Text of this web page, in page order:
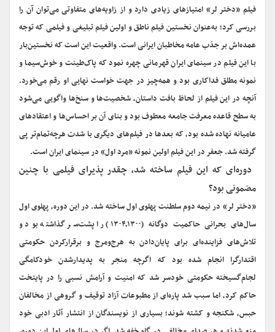
فیلم «دختر لر» امتیازهای زیادی دارد و از زاویه‌های متفاوتی می‌توان آن را
بررسی کرد؛ به‌عنوان نخستین فیلم ناطق و اولین فیلم تبلیغی و فیلمی که توجه
عمده‌اش بر جذب عامه مخاطبان ایرانی است. واقعیت این است که نخستین‌‌بار
با این فیلم در سینمای‌ ایران قهرمانی‌ چهره‌ نمود که‌ پاک‌طینت‌ و خوش‌سیما و
نمونه‌ مطلق فداکاری‌ بود و همه‌‌چیز در جهت‌ خواست‌ نهایی‌ او رقم‌ می‌خورد.
آنچه در این‌ فیلم‌ از لحاظ‌ بافت‌ داستان‌، شخصیت‌ها و سنخ‌ها واگویی‌ می‌شود
به‌ سطح‌ قاعده‌ معرفت‌ جامعه‌ معطوف‌ بود و بنای‌ آن بر احساس‌ها و اعتقادهای‌
عامیانه‌ نهاده‌ شده‌ بود، که‌ بعدها در فیلم‌های‌ دیگری با شدت‌ هرچه‌‌تمام‌تر پی‌
گرفته‌ شد. جعفر در این فیلم اولین نمونه «مرد اول» در سینمای ایران است.
‌ دوره‌ای که این فیلم ساخته شد، چقدر پذیرای فیلمی با چنین
مضمونی بود؟
«دختر لر» در نیمه دوم سلطنت پهلوی اول ساخته شد. در این دوره، پهلوی اول
سال‌های بحرانی حاکمیت دوگانه (۱۳۰۰ـ۱۳۰۴) را پشت‌سر گذاشته بود و
تلاش‌های فزاینده‌ای برای پایان‌دادن به هرج‌ومرج و برقرارکردن حکومتی
اقتدارگرا انجام شده بود که اگرچه منجر به پدیدارشدن خودکامگی
لجام‌گسیخته حکومتی خودسر شد که امنیت و آرامش نسبی را در پایتخت
حاکم کرد، اما سبب شد پاره‌ای از مطبوعات آزاد توقیف و گروهی از مخالفان
حبس، شکنجه و کشته شوند؛ بسیاری از نویسندگان از انتشار آثار ادبی خود